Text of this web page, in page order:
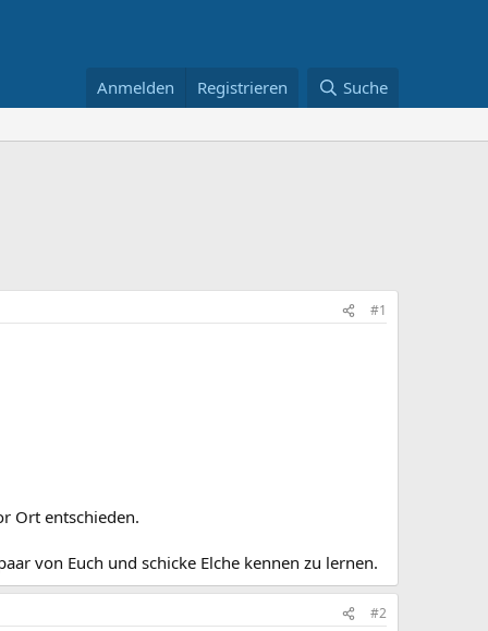
Anmelden Registrieren Suche
#1
Ort entschieden.
von Euch und schicke Elche kennen zu lernen.
#2